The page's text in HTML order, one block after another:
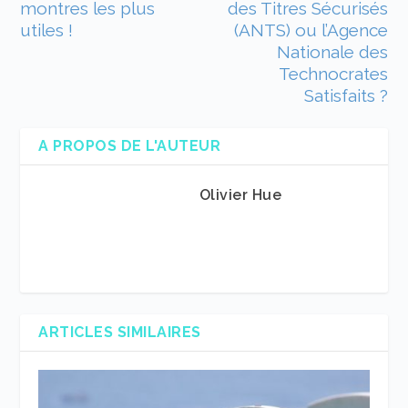
montres les plus
utiles !
des Titres Sécurisés
(ANTS) ou l’Agence
Nationale des
Technocrates
Satisfaits ?
A PROPOS DE L'AUTEUR
Olivier Hue
ARTICLES SIMILAIRES